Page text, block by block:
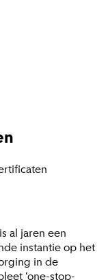
al jaren een
instantie op het
in de
‘one-stop-